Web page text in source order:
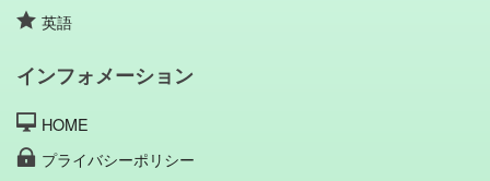
英語
インフォメーション
HOME
プライバシーポリシー